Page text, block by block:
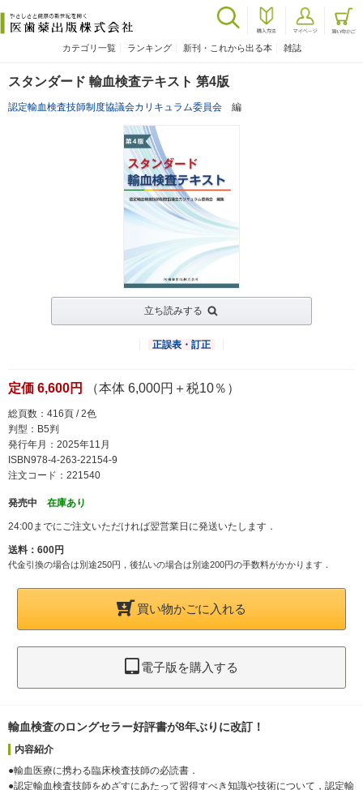
カテゴリ一覧 ランキング 新刊・これから出る本 雑誌
スタンダード 輸血検査テキスト 第4版
認定輸血検査技師制度協議会カリキュラム委員会 編
立ち読みする
正誤表・訂正
定価 6,600円 （本体 6,000円＋税10％）
総頁数：416頁 / 2色
判型：B5判
発行年月：2025年11月
ISBN978-4-263-22154-9
注文コード：221540
発売中 在庫あり
24:00までにご注文いただければ翌営業日に発送いたします．
送料：600円
代金引換の場合は別途250円，後払いの場合は別途200円の手数料がかかります．
買い物かごに入れる
電子版を購入する
輸血検査のロングセラー好評書が8年ぶりに改訂！
内容紹介
●輸血医療に携わる臨床検査技師の必読書．
●認定輸血検査技師をめざすにあたって習得すべき知識や技術について，認定輸